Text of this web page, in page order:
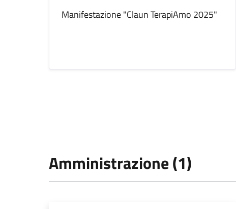
Manifestazione "Claun TerapiAmo 2025"
Amministrazione (1)